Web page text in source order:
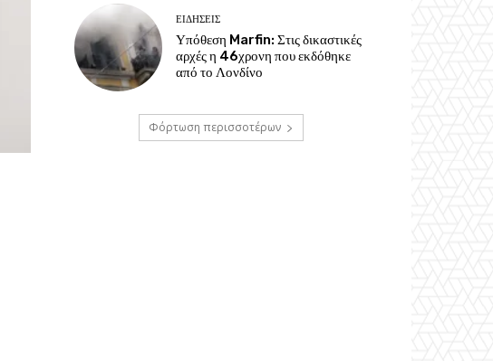
ΕΙΔΗΣΕΙΣ
Υπόθεση Marfin: Στις δικαστικές
αρχές η 46χρονη που εκδόθηκε
από το Λονδίνο
Φόρτωση περισσοτέρων